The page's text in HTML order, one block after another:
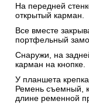
На передней
открытый карман.
Все вместе
портфельный
Снаружи, на
карман на кнопке.
У планшета
Ремень съемный,
длине ременной